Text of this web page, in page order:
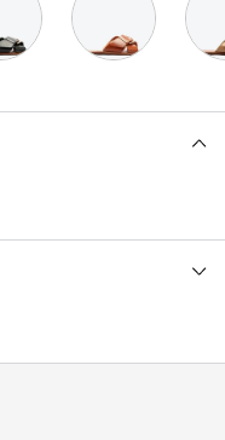
couro apresenta
- com design em
De biqueira moderna